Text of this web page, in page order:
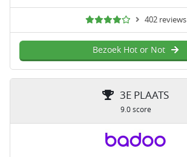
402 reviews
Bezoek Hot or Not
3E PLAATS
9.0 score